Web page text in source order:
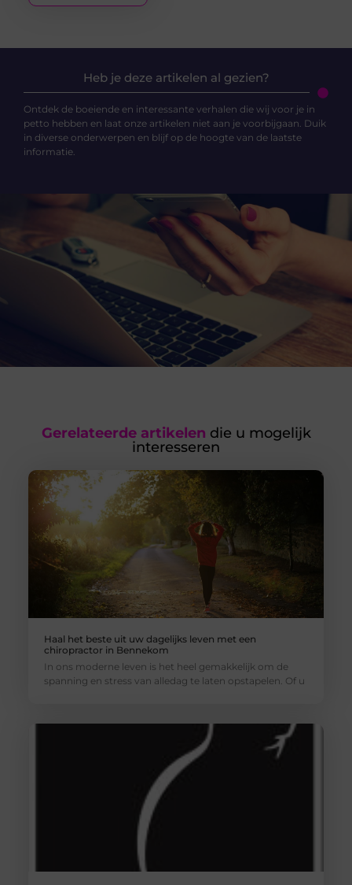
Heb je deze artikelen al gezien?
Ontdek de boeiende en interessante verhalen die wij voor je in
petto hebben en laat onze artikelen niet aan je voorbijgaan. Duik
in diverse onderwerpen en blijf op de hoogte van de laatste
informatie.
Gerelateerde artikelen die u mogelijk
interesseren
Haal het beste uit uw dagelijks leven met een
chiropractor in Bennekom
In ons moderne leven is het heel gemakkelijk om de
spanning en stress van alledag te laten opstapelen. Of u